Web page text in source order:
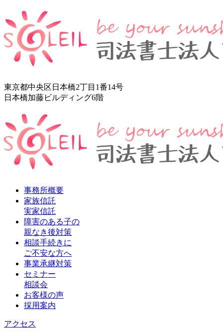
東京都中央区日本橋2丁目1番14号
日本橋加藤ビルディング6階
事務所概要
家族信託
実家信託
障害のある子の
親なき後対策
相談手続きに
ご不安な方へ
事業承継対策
セミナー
相談会
お客様の声
採用案内
アクセス